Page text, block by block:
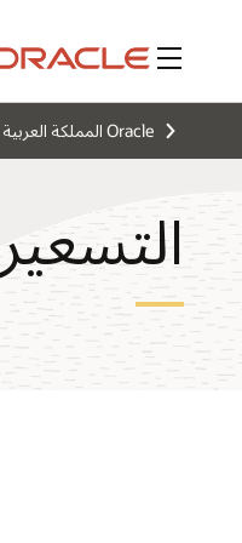
القائمة
Oracle المملكة العربية السعودية